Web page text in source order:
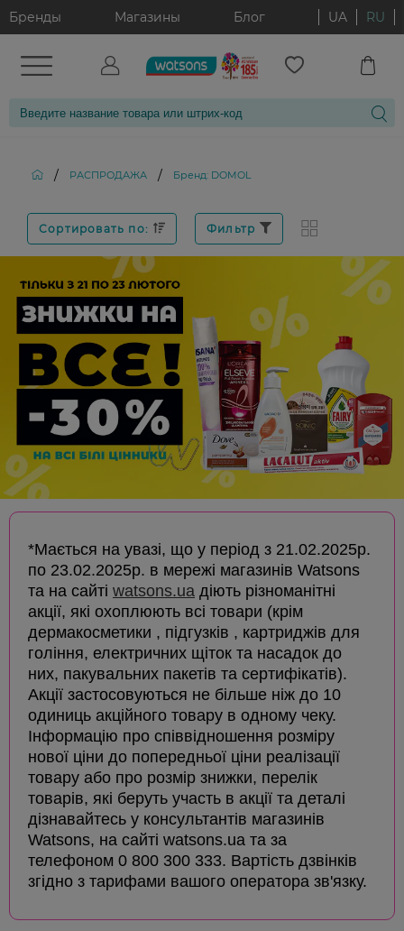
Бренды Магазины Блог UA RU
/ РАСПРОДАЖА / Бренд: DOMOL
Сортировать по: Фильтр
*Мається на увазі, що у період з 21.02.2025р.
по 23.02.2025р. в мережі магазинів Watsons
та на сайті watsons.ua діють різноманітні
акції, які охоплюють всі товари (крім
дермакосметики , підгузків , картриджів для
гоління, електричних щіток та насадок до
них, пакувальних пакетів та сертифікатів).
Акції застосовуються не більше ніж до 10
одиниць акційного товару в одному чеку.
Інформацію про співвідношення розміру
нової ціни до попередньої ціни реалізації
товару або про розмір знижки, перелік
товарів, які беруть участь в акції та деталі
дізнавайтесь у консультантів магазинів
Watsons, на сайті watsons.ua та за
телефоном 0 800 300 333. Вартість дзвінків
згідно з тарифами вашого оператора зв'язку.